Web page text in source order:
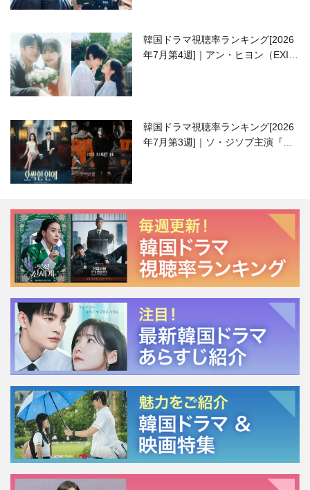
韓国ドラマ視聴率ランキング[2026
年7月第4週]｜アン・ヒヨン（EXID
韓国ドラマ視聴率ランキング[2026
年7月第3週]｜ソ・ジソブ主演『エ